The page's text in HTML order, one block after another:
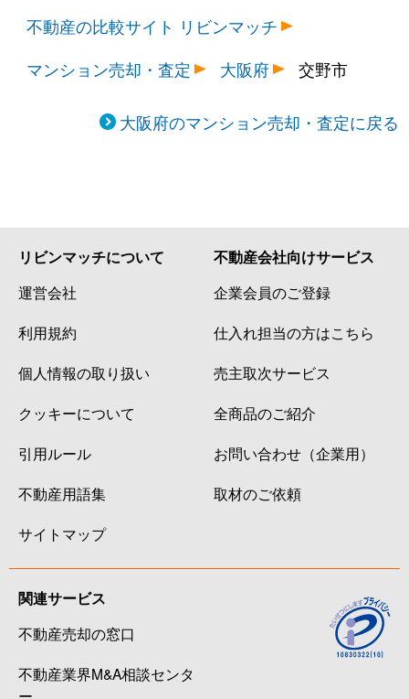
不動産の比較サイト リビンマッチ
マンション売却・査定
大阪府 交野市
大阪府のマンション売却・査定に戻る
リビンマッチについて
運営会社
利用規約
個人情報の取り扱い
クッキーについて
引用ルール
不動産用語集
サイトマップ
不動産会社向けサービス
企業会員のご登録
仕入れ担当の方はこちら
売主取次サービス
全商品のご紹介
お問い合わせ（企業用）
取材のご依頼
関連サービス
不動産売却の窓口
不動産業界M&A相談センタ